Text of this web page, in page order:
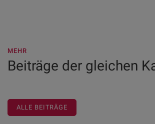
MEHR
Beiträge der gleichen
ALLE BEITRÄGE